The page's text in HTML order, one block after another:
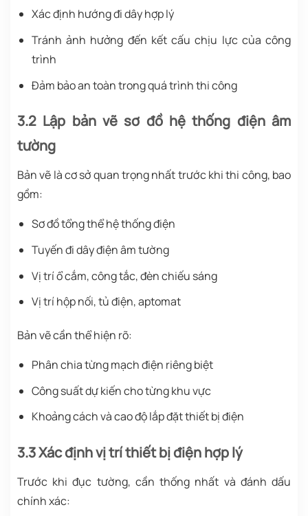
Xác định hướng đi dây hợp lý
Tránh ảnh hưởng đến kết cấu chịu lực của công
trình
Đảm bảo an toàn trong quá trình thi công
3.2 Lập bản vẽ sơ đồ hệ thống điện âm
tường
Bản vẽ là cơ sở quan trọng nhất trước khi thi công, bao
gồm:
Sơ đồ tổng thể hệ thống điện
Tuyến đi dây điện âm tường
Vị trí ổ cắm, công tắc, đèn chiếu sáng
Vị trí hộp nối, tủ điện, aptomat
Bản vẽ cần thể hiện rõ:
Phân chia từng mạch điện riêng biệt
Công suất dự kiến cho từng khu vực
Khoảng cách và cao độ lắp đặt thiết bị điện
3.3 Xác định vị trí thiết bị điện hợp lý
Trước khi đục tường, cần thống nhất và đánh dấu
chính xác: